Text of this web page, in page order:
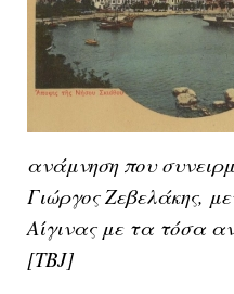
ανάμνηση που
Γιώργος Ζεβελάκης,
Αίγινας με τα τόσα
[ΤΒJ]